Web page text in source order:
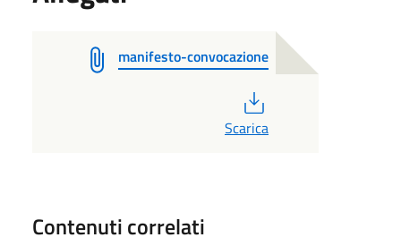
manifesto-convocazione
Scarica
Contenuti correlati